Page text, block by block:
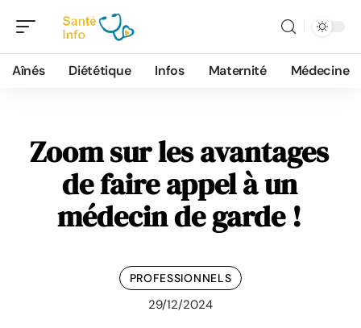
Aînés Diététique Infos Maternité Médecine
Zoom sur les avantages
de faire appel à un
médecin de garde !
PROFESSIONNELS
29/12/2024